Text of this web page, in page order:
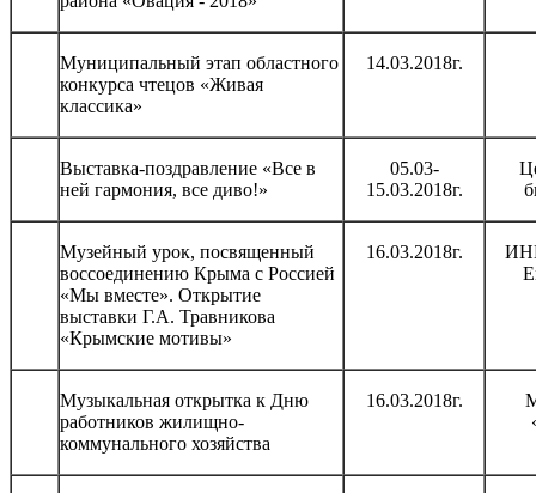
Муниципальный этап областного
конкурса чтецов «Живая
классика»
14.03.2018г.
Выставка-поздравление «Все в
ней гармония, все диво!»
05.03-
15.03.2018г.
Музейный урок, посвященный
воссоединению Крыма с Россией
«Мы вместе». Открытие
выставки Г.А. Травникова
«Крымские мотивы»
16.03.2018г.
Музыкальная открытка к Дню
работников жилищно-
коммунального хозяйства
16.03.2018г.